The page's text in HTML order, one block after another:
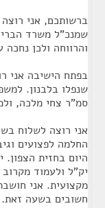
ברשותכם, אני
שמנכ"ל משרד
והרווחה ולכן
בפתח הישיבה אני
שנפלו בלבנון.
סמ"ר צחי מלכה,
אני רוצה לשלוח
החלמה לפצועים
היום בחזית
יק"ל ולעמוד
מקצועית. אני
חשובים בשעה זאת.